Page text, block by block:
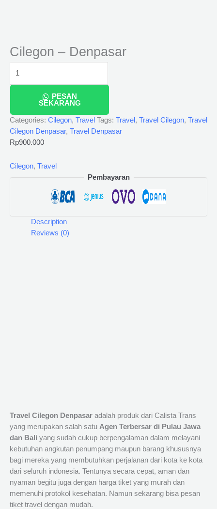
Cilegon – Denpasar
PESAN
SEKARANG
Categories: Cilegon, Travel Tags: Travel , Travel Cilegon, Travel
Cilegon Denpasar, Travel Denpasar
Rp900.000
Cilegon, Travel
Pembayaran
Description
Reviews (0)
Travel Cilegon Denpasar adalah produk dari Calista Trans
yang merupakan salah satu Agen Terbersar di Pulau Jawa
dan Bali yang sudah cukup berpengalaman dalam melayani
kebutuhan angkutan penumpang maupun barang khususnya
bagi mereka yang membutuhkan perjalanan dari kota ke kota
dari seluruh indonesia. Tentunya secara cepat, aman dan
nyaman begitu juga dengan harga tiket yang murah dan
memenuhi protokol kesehatan. Namun sekarang bisa pesan
tiket travel dengan mudah.